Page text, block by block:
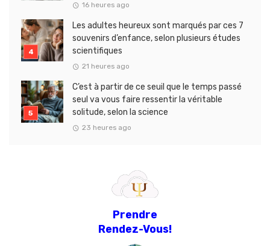
16 heures ago
Les adultes heureux sont marqués par ces 7
souvenirs d’enfance, selon plusieurs études
scientifiques
21 heures ago
C’est à partir de ce seuil que le temps passé
seul va vous faire ressentir la véritable
solitude, selon la science
23 heures ago
Prendre
Rendez-Vous!